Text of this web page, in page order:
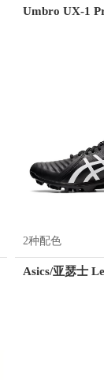
2种配色